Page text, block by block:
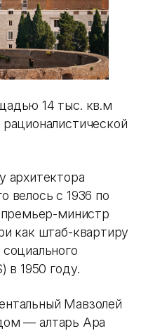
14 тыс. кв.м
архитектора
велось с 1936 по
премьер-министр
как штаб-квартиру
в 1950 году.
Мавзолей
— алтарь Ара